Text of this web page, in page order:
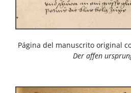
Página del manuscrito original
Der affen